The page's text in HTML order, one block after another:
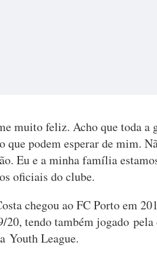
muito feliz. Acho que toda a
que podem esperar de mim.
Eu e a minha família
oficiais do clube.
chegou ao FC Porto em
20, tendo também jogado
Youth League.